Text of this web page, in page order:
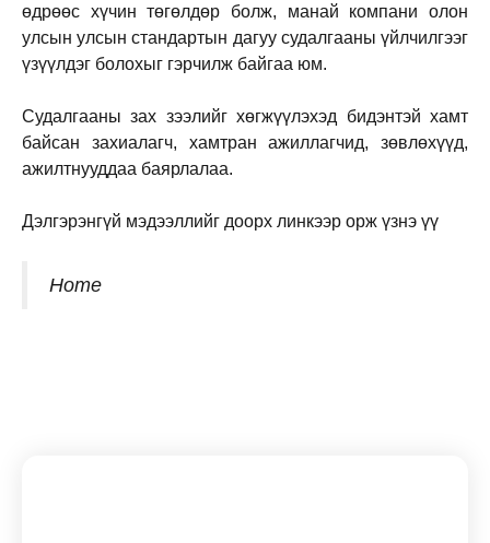
өдрөөс хүчин төгөлдөр болж, манай компани олон
улсын улсын стандартын дагуу судалгааны үйлчилгээг
үзүүлдэг болохыг гэрчилж байгаа юм.
Судалгааны зах зээлийг хөгжүүлэхэд бидэнтэй хамт
байсан захиалагч, хамтран ажиллагчид, зөвлөхүүд,
ажилтнууддаа баярлалаа.
Дэлгэрэнгүй мэдээллийг доорх линкээр орж үзнэ үү
Home